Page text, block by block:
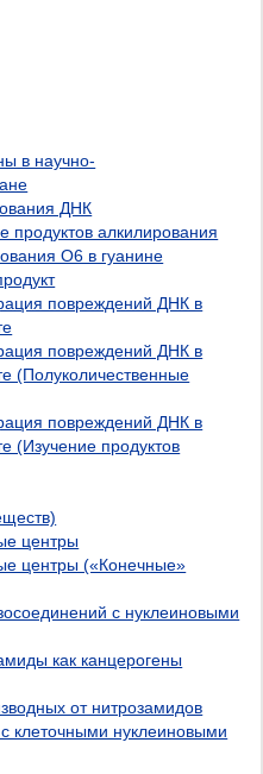
в научно-
ДНК
продуктов алкилирования
О6 в гуанине
повреждений ДНК в
повреждений ДНК в
(Полуколичественные
повреждений ДНК в
(Изучение продуктов
центры
центры («Конечные»
с нуклеиновыми
как канцерогены
от нитрозамидов
клеточными нуклеиновыми